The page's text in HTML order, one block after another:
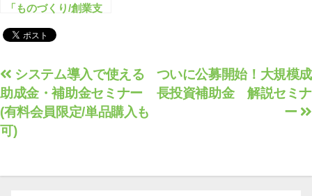
「ものづくり/創業支
補助金セミナー」
投
稿
ナ
ビ
ついに公募開始！大規模成
長投資補助金 解説セミナ
ー
システム導入で使える
助成金・補助金セミナー
(有料会員限定/単品購入も
可)